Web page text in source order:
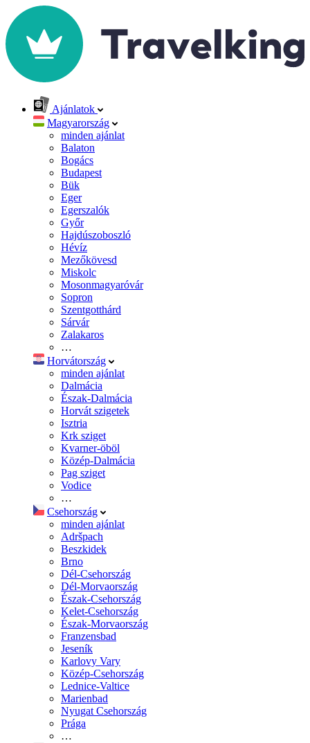
Ajánlatok
Magyarország
minden ajánlat
Balaton
Bogács
Budapest
Bük
Eger
Egerszalók
Győr
Hajdúszoboszló
Hévíz
Mezőkövesd
Miskolc
Mosonmagyaróvár
Sopron
Szentgotthárd
Sárvár
Zalakaros
…
Horvátország
minden ajánlat
Dalmácia
Észak-Dalmácia
Horvát szigetek
Isztria
Krk sziget
Kvarner-öböl
Közép-Dalmácia
Pag sziget
Vodice
…
Csehország
minden ajánlat
Adršpach
Beszkidek
Brno
Dél-Csehország
Dél-Morvaország
Észak-Csehország
Kelet-Csehország
Észak-Morvaország
Franzensbad
Jeseník
Karlovy Vary
Közép-Csehország
Lednice-Valtice
Marienbad
Nyugat Csehország
Prága
…